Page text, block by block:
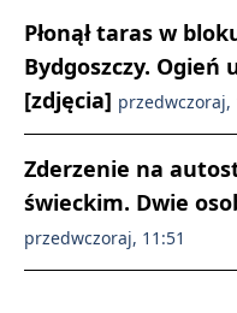
Płonął taras w
Bydgoszczy.
[zdjęcia] przedwczoraj,
Zderzenie na
świeckim. Dwie
przedwczoraj, 11:51